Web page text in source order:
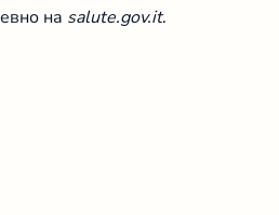
на salute.gov.it.